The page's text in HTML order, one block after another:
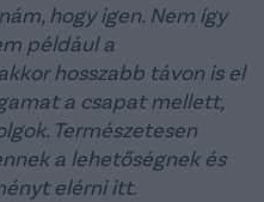
hogy igen. Nem így
például a
hosszabb távon is el
a csapat mellett,
Természetesen
a lehetőségnek és
elérni itt.